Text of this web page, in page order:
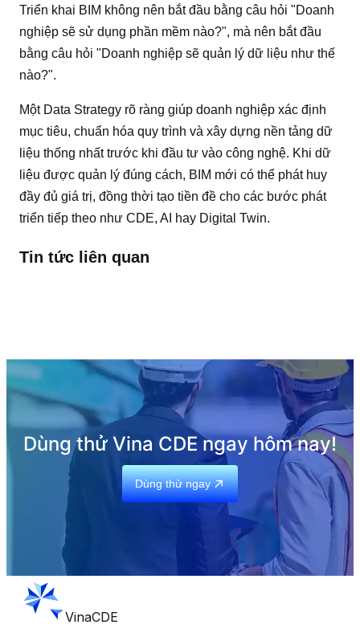
Triển khai BIM không nên bắt đầu bằng câu hỏi "Doanh
nghiệp sẽ sử dụng phần mềm nào?", mà nên bắt đầu
bằng câu hỏi "Doanh nghiệp sẽ quản lý dữ liệu như thế
nào?".
Một Data Strategy rõ ràng giúp doanh nghiệp xác định
mục tiêu, chuẩn hóa quy trình và xây dựng nền tảng dữ
liệu thống nhất trước khi đầu tư vào công nghệ. Khi dữ
liệu được quản lý đúng cách, BIM mới có thể phát huy
đầy đủ giá trị, đồng thời tạo tiền đề cho các bước phát
triển tiếp theo như CDE, AI hay Digital Twin.
Tin tức liên quan
Dùng thử Vina CDE ngay hôm nay!
Dùng thử ngay
VinaCDE